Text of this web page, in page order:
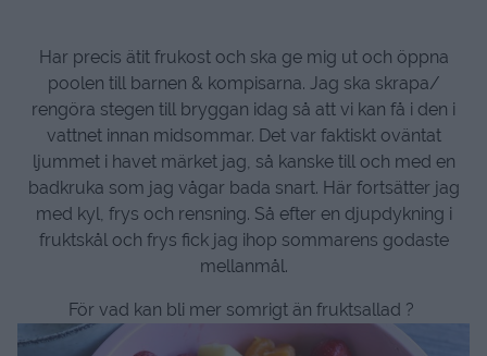
Har precis ätit frukost och ska ge mig ut och öppna
poolen till barnen & kompisarna. Jag ska skrapa/
rengöra stegen till bryggan idag så att vi kan få i den i
vattnet innan midsommar. Det var faktiskt oväntat
ljummet i havet märket jag, så kanske till och med en
badkruka som jag vågar bada snart. Här fortsätter jag
med kyl, frys och rensning. Så efter en djupdykning i
fruktskål och frys fick jag ihop sommarens godaste
mellanmål.
För vad kan bli mer somrigt än fruktsallad ?